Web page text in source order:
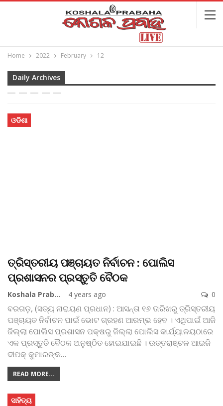
Home 2022 February 12
Daily Archives
ଓଡିଶା
ତ୍ରିସ୍ତରୀୟ ପଞ୍ଚାୟତ ନିର୍ବାଚନ : ପୋଲିସ
ପ୍ରଶାସନର ପ୍ରସ୍ତୁତି ବୈଠକ
Koshala Prabaha 4 years ago 0
ବରଗଡ଼, (ସତ୍ୟ ନାରାୟଣ ପ୍ରଧାନ) : ଆସନ୍ତା ୧୬ ତାରିଖରୁ ତ୍ରିସ୍ତରୀୟ
ପଞ୍ଚାୟତ ନିର୍ବାଚନ ପାଇଁ ଭୋଟ ଗ୍ରହଣ ଆରମ୍ଭ ହେବ । ଏଥିପାଇଁ ଆଜି
ଜିଲ୍ଲା ପୋଲିସ ପ୍ରଶାସନ ପକ୍ଷରୁ ଜିଲ୍ଲା ପୋଲିସ କାର୍ଯ୍ୟାଳୟଠାରେ
ଏକ ପ୍ରସ୍ତୁତି ବୈଠକ ଅନୁଷ୍ଠିତ ହୋଇଯାଇଛି । ଉତ୍ତରାଞ୍ଚଳ ଆଇଜି
ଦୀପକ୍ କୁମାରଙ୍କ…
READ MORE...
ସାହିତ୍ୟ